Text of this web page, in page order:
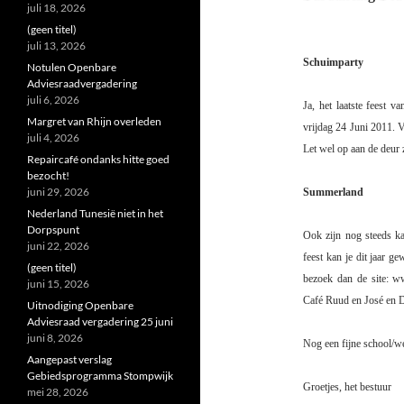
Schuimparty
Ja, het laatste feest
vrijdag 24 Juni 2011.
Let wel op aan de deur
Summerland
Ook zijn nog steeds
feest kan je dit jaar
bezoek dan de site:
Café Ruud en José en
Nog een fijne school/
Groetjes, het bestuur
juli 18, 2026
(geen titel)
juli 13, 2026
Notulen Openbare
Adviesraadvergadering
juli 6, 2026
Margret van Rhijn overleden
juli 4, 2026
Repaircafé ondanks hitte goed
bezocht!
juni 29, 2026
Nederland Tunesië niet in het
Dorpspunt
juni 22, 2026
(geen titel)
juni 15, 2026
Uitnodiging Openbare
Adviesraad vergadering 25 juni
juni 8, 2026
Aangepast verslag
Gebiedsprogramma Stompwijk
mei 28, 2026